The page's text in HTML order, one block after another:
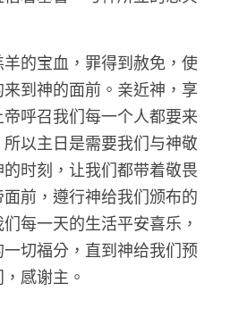
的宝血，罪得到赦免，使
到神的面前。亲近神，享
呼召我们每一个人都要来
以主日是需要我们与神敬
时刻，让我们都带着敬畏
前，遵行神给我们颁布的
每一天的生活平安喜乐，
切福分，直到神给我们预
感谢主。